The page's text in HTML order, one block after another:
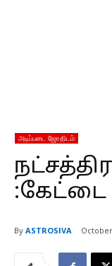
அடிப்படை ஜோதிடம்
:கேட்டை
By ASTROSIVA